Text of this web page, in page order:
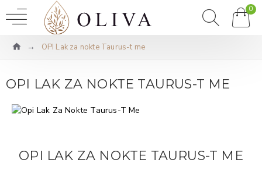
0
OPI Lak za nokte Taurus-t me
OPI LAK ZA NOKTE TAURUS-T ME
OPI LAK ZA NOKTE TAURUS-T ME